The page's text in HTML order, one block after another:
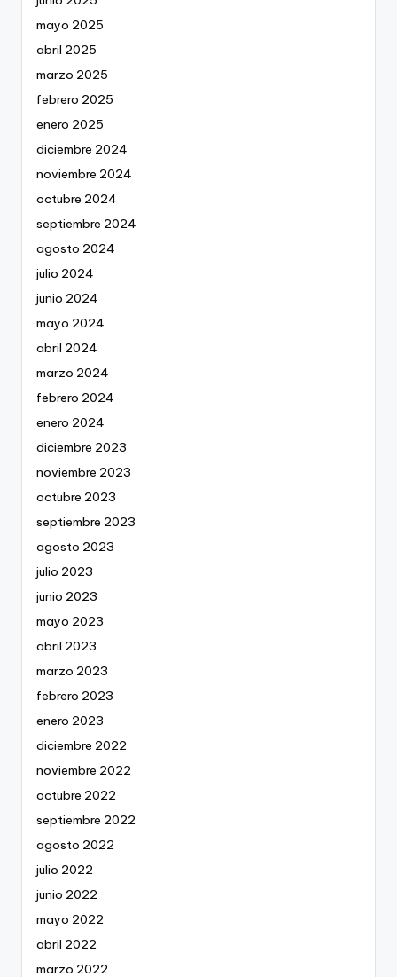
mayo 2025
abril 2025
marzo 2025
febrero 2025
enero 2025
diciembre 2024
noviembre 2024
octubre 2024
septiembre 2024
agosto 2024
julio 2024
junio 2024
mayo 2024
abril 2024
marzo 2024
febrero 2024
enero 2024
diciembre 2023
noviembre 2023
octubre 2023
septiembre 2023
agosto 2023
julio 2023
junio 2023
mayo 2023
abril 2023
marzo 2023
febrero 2023
enero 2023
diciembre 2022
noviembre 2022
octubre 2022
septiembre 2022
agosto 2022
julio 2022
junio 2022
mayo 2022
abril 2022
marzo 2022